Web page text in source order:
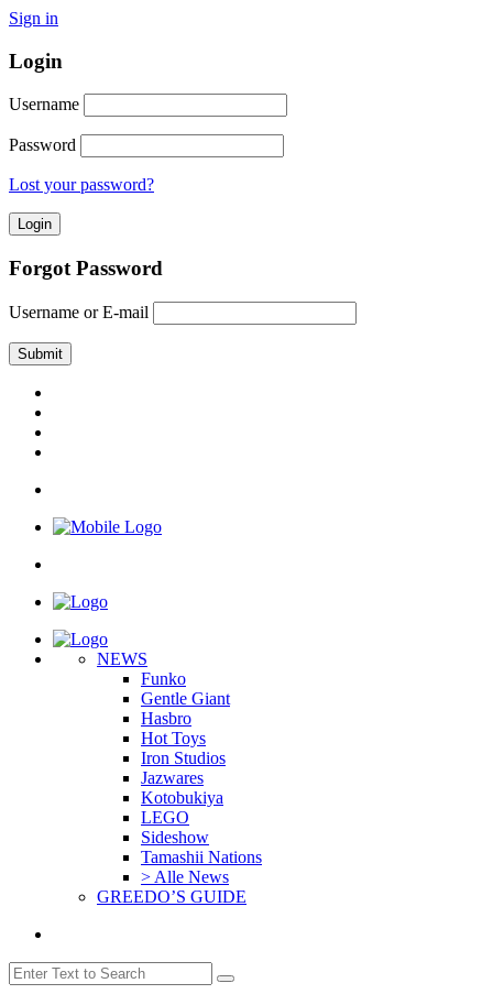
Sign in
Login
Username
Password
Lost your password?
Forgot Password
Username or E-mail
NEWS
Funko
Gentle Giant
Hasbro
Hot Toys
Iron Studios
Jazwares
Kotobukiya
LEGO
Sideshow
Tamashii Nations
> Alle News
GREEDO’S GUIDE